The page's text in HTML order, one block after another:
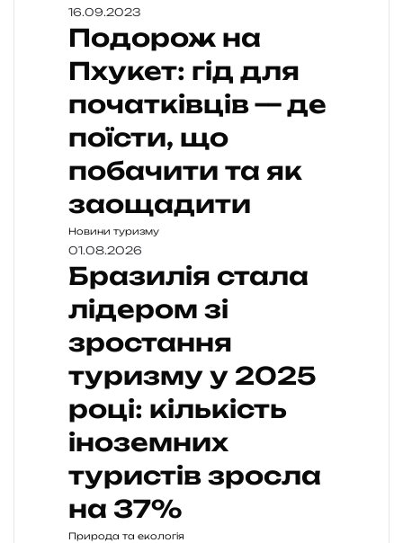
16.09.2023
Подорож на
Пхукет: гід для
початківців — де
поїсти, що
побачити та як
заощадити
Новини туризму
01.08.2026
Бразилія стала
лідером зі
зростання
туризму у 2025
році: кількість
іноземних
туристів зросла
на 37%
Природа та екологія